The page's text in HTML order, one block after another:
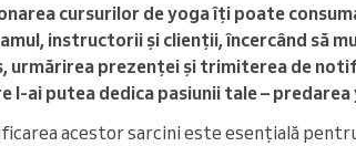
cursurilor de yoga îți poate
instructorii și clienții, încercând să
urmărirea prezenței și trimiterea de
l-ai putea dedica pasiunii tale – predarea
acestor sarcini este esențială